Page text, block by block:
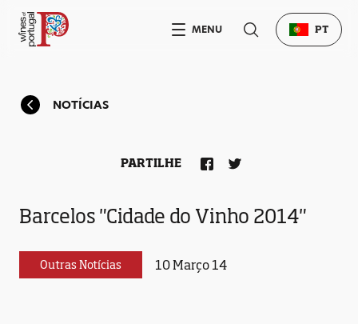
NOTÍCIAS
Barcelos "Cidade do Vinho 2014"
Outras Notícias 10 Março 14
PARTILHE
MENU PT